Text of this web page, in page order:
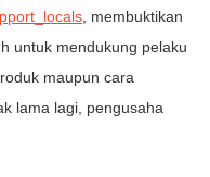
, membuktikan
untuk mendukung pelaku
maupun cara
lama lagi, pengusaha